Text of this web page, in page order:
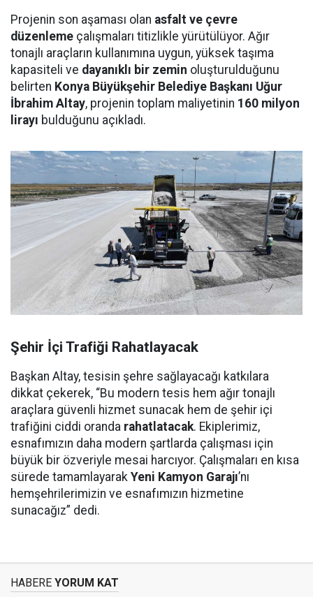
Projenin son aşaması olan asfalt ve çevre
düzenleme çalışmaları titizlikle yürütülüyor. Ağır
tonajlı araçların kullanımına uygun, yüksek taşıma
kapasiteli ve dayanıklı bir zemin oluşturulduğunu
belirten Konya Büyükşehir Belediye Başkanı Uğur
İbrahim Altay, projenin toplam maliyetinin 160 milyon
lirayı bulduğunu açıkladı.
Şehir İçi Trafiği Rahatlayacak
Başkan Altay, tesisin şehre sağlayacağı katkılara
dikkat çekerek, “Bu modern tesis hem ağır tonajlı
araçlara güvenli hizmet sunacak hem de şehir içi
trafiğini ciddi oranda rahatlatacak. Ekiplerimiz,
esnafımızın daha modern şartlarda çalışması için
büyük bir özveriyle mesai harcıyor. Çalışmaları en kısa
sürede tamamlayarak Yeni Kamyon Garajı’nı
hemşehrilerimizin ve esnafımızın hizmetine
sunacağız” dedi.
HABERE YORUM KAT